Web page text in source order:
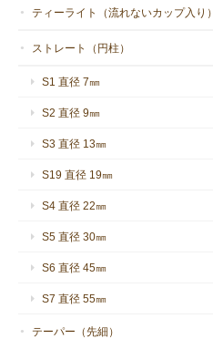
ティーライト（流れないカップ入り）
ストレート（円柱）
S1 直径 7㎜
S2 直径 9㎜
S3 直径 13㎜
S19 直径 19㎜
S4 直径 22㎜
S5 直径 30㎜
S6 直径 45㎜
S7 直径 55㎜
テーパー（先細）